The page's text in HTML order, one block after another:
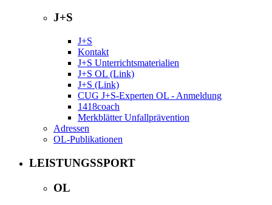
J+S
J+S
Kontakt
J+S Unterrichtsmaterialien
J+S OL (Link)
J+S (Link)
CUG J+S-Experten OL - Anmeldung
1418coach
Merkblätter Unfallprävention
Adressen
OL-Publikationen
LEISTUNGSSPORT
OL